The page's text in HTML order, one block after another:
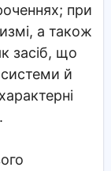
при
а також
засіб, що
й